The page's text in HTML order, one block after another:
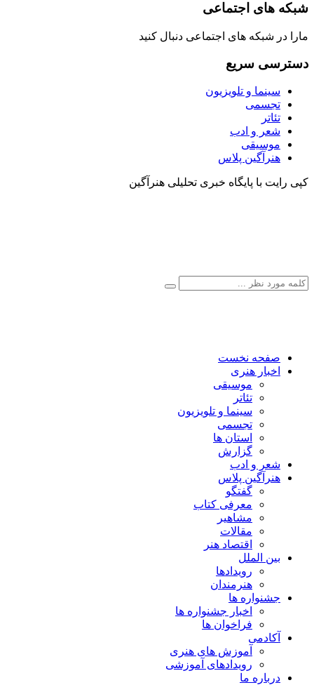
شبکه های اجتماعی
مارا در شبکه های اجتماعی دنبال کنید
دسترسی سریع
سینما و تلویزیون
تجسمی
تئاتر
شعر و ادب
موسیقی
هنرآگین پلاس
کپی رایت با پایگاه خبری تحلیلی هنرآگین
صفحه نخست
اخبار هنری
موسیقی
تئاتر
سینما و تلویزیون
تجسمی
استان ها
گزارش
شعر و ادب
هنرآگین پلاس
گفتگو
معرفی کتاب
مشاهیر
مقالات
اقتصاد هنر
بین الملل
رویدادها
هنرمندان
جشنواره ها
اخبار جشنواره ها
فراخوان ها
آکادمی
آموزش های هنری
رویدادهای آموزشی
درباره ما